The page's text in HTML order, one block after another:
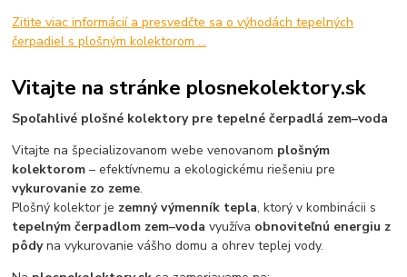
Zitite viac informácií a presvedčte sa o výhodách tepelných
čerpadiel s plošným kolektorom ...
Vitajte na stránke plosnekolektory.sk
Spoľahlivé plošné kolektory pre tepelné čerpadlá zem–voda
Vitajte na špecializovanom webe venovanom plošným
kolektorom – efektívnemu a ekologickému riešeniu pre
vykurovanie zo zeme.
Plošný kolektor je zemný výmenník tepla, ktorý v kombinácii s
tepelným čerpadlom zem–voda využíva obnoviteľnú energiu z
pôdyna vykurovanie vášho domu a ohrev teplej vody.